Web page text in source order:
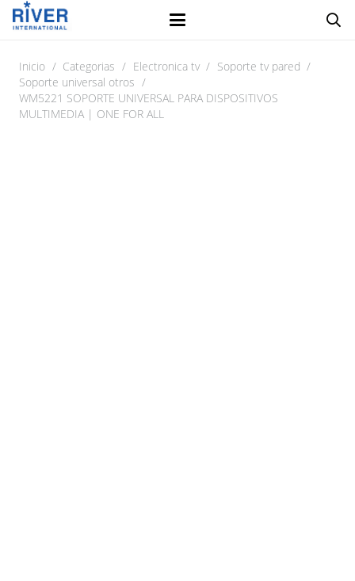
Inicio / Categorias / Electronica tv / Soporte tv pared /
Soporte universal otros /
WM5221 SOPORTE UNIVERSAL PARA DISPOSITIVOS
MULTIMEDIA | ONE FOR ALL